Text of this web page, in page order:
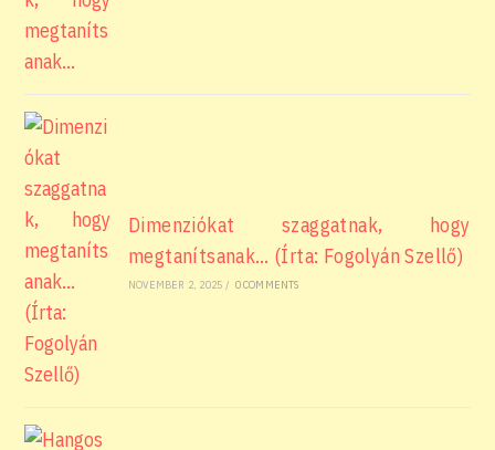
Dimenziókat szaggatnak, hogy
megtanítsanak… (Írta: Fogolyán Szellő)
NOVEMBER 2, 2025 / 0 COMMENTS